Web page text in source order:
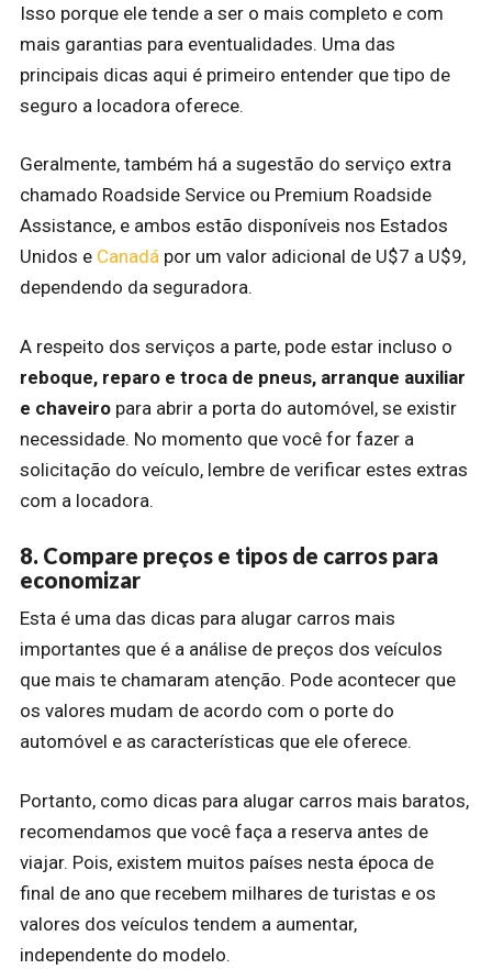
Isso porque ele tende a ser o mais completo e com
mais garantias para eventualidades. Uma das
principais dicas aqui é primeiro entender que tipo de
seguro a locadora oferece.
Geralmente, também há a sugestão do serviço extra
chamado Roadside Service ou Premium Roadside
Assistance, e ambos estão disponíveis nos Estados
Unidos e Canadá por um valor adicional de U$7 a U$9,
dependendo da seguradora.
A respeito dos serviços a parte, pode estar incluso o
reboque, reparo e troca de pneus, arranque auxiliar
e chaveiro para abrir a porta do automóvel, se existir
necessidade. No momento que você for fazer a
solicitação do veículo, lembre de verificar estes extras
com a locadora.
8. Compare preços e tipos de carros para
economizar
Esta é uma das dicas para alugar carros mais
importantes que é a análise de preços dos veículos
que mais te chamaram atenção. Pode acontecer que
os valores mudam de acordo com o porte do
automóvel e as características que ele oferece.
Portanto, como dicas para alugar carros mais baratos,
recomendamos que você faça a reserva antes de
viajar. Pois, existem muitos países nesta época de
final de ano que recebem milhares de turistas e os
valores dos veículos tendem a aumentar,
independente do modelo.